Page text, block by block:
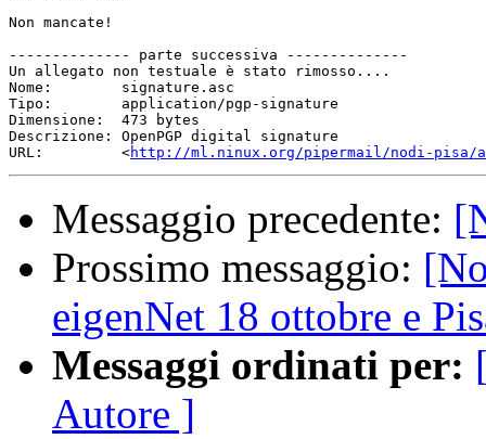
Non mancate!
-------------- parte successiva --------------
Un allegato non testuale è stato rimosso....
Nome:        signature.asc
Tipo:        application/pgp-signature
Dimensione:  473 bytes
Descrizione: OpenPGP digital signature
URL:         <http://ml.ninux.org/pipermail/nodi-pisa/
Messaggio precedente:
Prossimo messaggio:
eigenNet 18 ottobre e
Messaggi ordinati per:
Autore ]